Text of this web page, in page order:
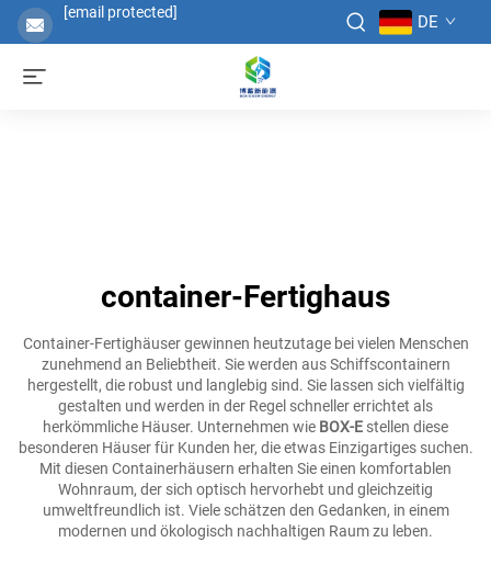
[email protected] DE
container-Fertighaus
Container-Fertighäuser gewinnen heutzutage bei vielen Menschen
zunehmend an Beliebtheit. Sie werden aus Schiffscontainern
hergestellt, die robust und langlebig sind. Sie lassen sich vielfältig
gestalten und werden in der Regel schneller errichtet als
herkömmliche Häuser. Unternehmen wie BOX-E stellen diese
besonderen Häuser für Kunden her, die etwas Einzigartiges suchen.
Mit diesen Containerhäusern erhalten Sie einen komfortablen
Wohnraum, der sich optisch hervorhebt und gleichzeitig
umweltfreundlich ist. Viele schätzen den Gedanken, in einem
modernen und ökologisch nachhaltigen Raum zu leben.